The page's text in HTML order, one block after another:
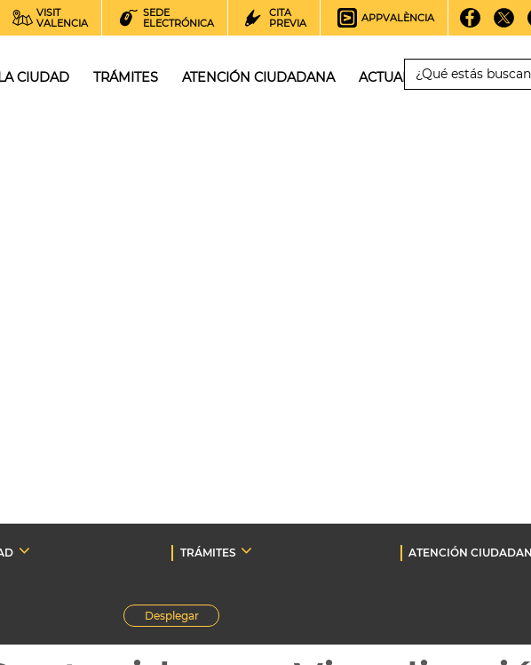
VISIT
VALENCIA
SEDE
ELECTRÓNICA
CITA
PREVIA
APPVALÈNCIA
CIUDAD TRÁMITES ATENCIÓN CIUDADANA ACTUALIDAD
TRÁMITES
ATENCIÓN
Desplegar